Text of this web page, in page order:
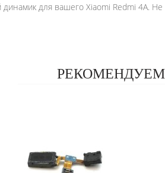
для вашего Xiaomi Redmi 4A.